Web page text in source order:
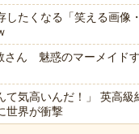
したくなる「笑える画像
さん 魅惑のマーメイド
て気高いんだ！」 英高級
世界が衝撃